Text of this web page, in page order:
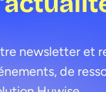
newsletter et
de